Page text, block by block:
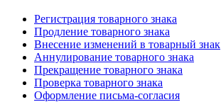
Регистрация товарного знака
Продление товарного знака
Внесение изменений в товарный знак
Аннулирование товарного знака
Прекращение товарного знака
Проверка товарного знака
Оформление письма-согласия